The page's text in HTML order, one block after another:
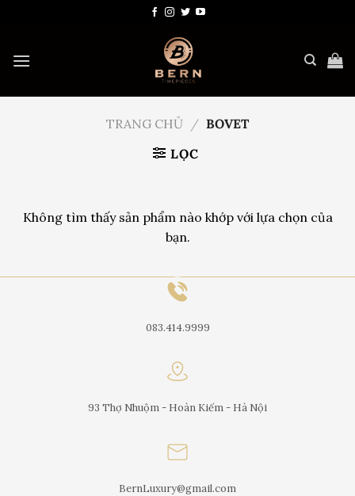
dung
TRANG CHỦ / BOVET
LỌC
Không tìm thấy sản phẩm nào khớp với lựa chọn của
bạn.
083.414.9999
93 Thợ Nhuộm - Hoàn Kiếm - Hà Nội
BernLuxury@gmail.com